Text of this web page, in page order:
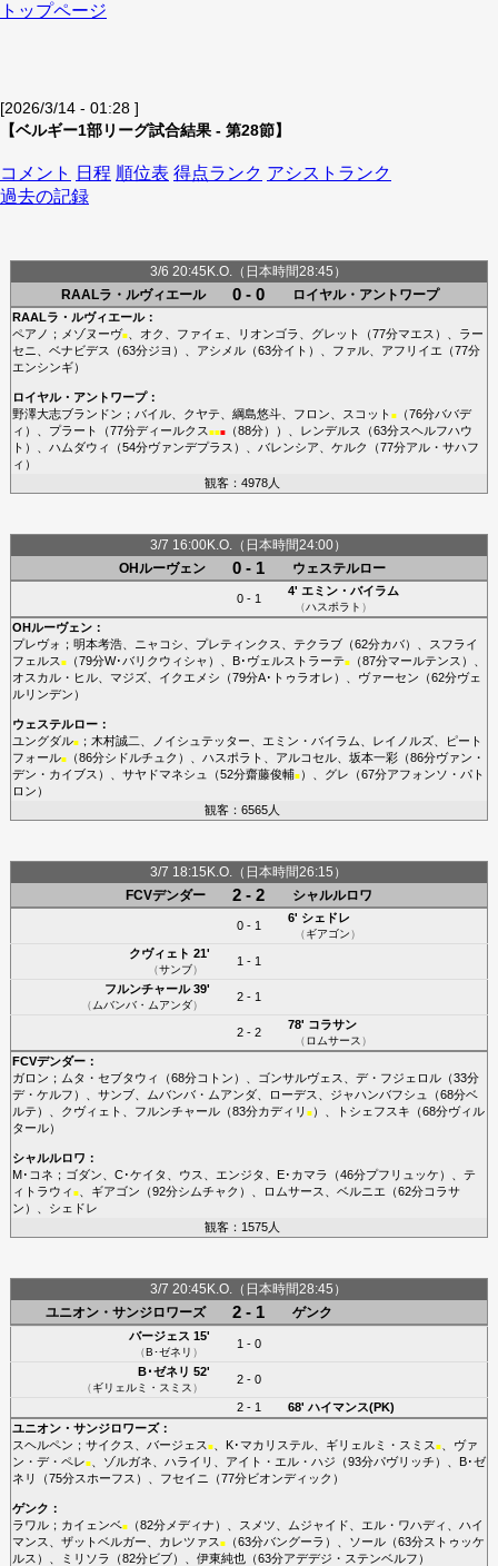
トップページ
[2026/3/14 - 01:28 ]
【ベルギー1部リーグ試合結果 - 第28節】
コメント 日程 順位表 得点ランク アシストランク
過去の記録
3/6 20:45K.O.（日本時間28:45）
RAALラ・ルヴィエール
0 - 0 ロイヤル・アントワープ
RAALラ・ルヴィエール：
ペアノ ； メゾヌーヴ■、 オク ファイェ リオンゴラ グレット （77分マエス ）、 ラー
セニ
ベナビデス （63分ジヨ ）、 アシメル（63分イト ）、 ファル、 アフリイエ （77分
エンシンギ）
ロイヤル・アントワープ：
野澤大志ブランドン ； バイル、 クヤテ 綱島悠斗、 フロン スコット ■（76分ババデ
ィ ）、 プラート （77分ディールクス ■■■（88分））、 レンデルス （63分スヘルフハウ
ト ）、 ハムダウィ （54分ヴァンデプラス ）、 バレンシア ケルク （77分アル・サハフ
ィ ）
観客：4978人
3/7 16:00K.O.（日本時間24:00）
OHルーヴェン
0 - 1 ウェステルロー
0 - 1
4' エミン・バイラム
（ハスポラト ）
OHルーヴェン：
プレヴォ ； 明本考浩、 ニャコシ プレティンクス テクラブ（62分カバ）、 スフライ
フェルス ■（79分W･バリクウィシャ ）、 B･ヴェルストラーテ■（87分マールテンス ）、
オスカル・ヒル、 マジズ、 イクエメシ （79分A･トゥラオレ ）、 ヴァーセン （62分ヴェ
ルリンデン ）
ウェステルロー：
ユングダル■； 木村誠二 ノイシュテッター エミン・バイラム レイノルズ、
ピート
フォール■（86分シドルチュク ）、 ハスポラト アルコセル、 坂本一彩（86分ヴァン・
デン・カイブス ）、 サヤドマネシュ （52分齋藤俊輔■）、 グレ （67分アフォンソ・パト
ロン ）
観客：6565人
3/7 18:15K.O.（日本時間26:15）
FCVデンダー
2 - 2 シャルルロワ
0 - 1
6' シェドレ
（ギアゴン）
クヴィェト 21'
（サンブ）
1 - 1
フルンチャール39'
（ ムバンバ・ムアンダ）
2 - 1
2 - 2
78' コラサン
（ロムサース ）
FCVデンダー：
ガロン ； ムタ・セブタウィ （68分コトン ）、 ゴンサルヴェス デ・フジェロル（33分
デ・ケルフ ）、 サンブ、 ムバンバ・ムアンダ、 ローデス ジャハンバフシュ （68分ベ
ルテ ）、 クヴィェト フルンチャール（83分カディリ ■）、 トシェフスキ （68分ヴィル
タール）
シャルルロワ ：
M･コネ ； ゴダン C･ケイタ ウス エンジタ E･カマラ （46分プフリュッケ ）、 テ
ィトラウィ ■、 ギアゴン （92分シムチャク ）、 ロムサース ベルニエ （62分コラサ
ン ）、 シェドレ
観客：1575人
3/7 20:45K.O.（日本時間28:45）
ユニオン・サンジロワーズ
2 - 1 ゲンク
バージェス 15'
（B･ゼネリ ）
1 - 0
B･ゼネリ 52'
（ギリェルミ・スミス ）
2 - 0
2 - 1 68' ハイマンス(PK)
ユニオン・サンジロワーズ：
スヘルペン ； サイクス バージェス ■、 K･マカリステル、 ギリェルミ・スミス ■、 ヴァ
ン・デ・ペレ■、 ゾルガネ ハライリ アイト・エル・ハジ （93分パヴリッチ ）、 B･ゼ
ネリ
（75分スホーフス ）、 フセイニ （77分ビオンディック ）
ゲンク ：
ラワル； カイェンベ■（82分メディナ ）、 スメツ ムジャイド エル・ワハディ
ハイ
マンス
ザットベルガー カレツァス ■（63分バングーラ ）、 ソール（63分ストゥッケ
ルス ）、 ミリソラ （82分ビブ）、 伊東純也（63分アデデジ・ステンベルフ ）